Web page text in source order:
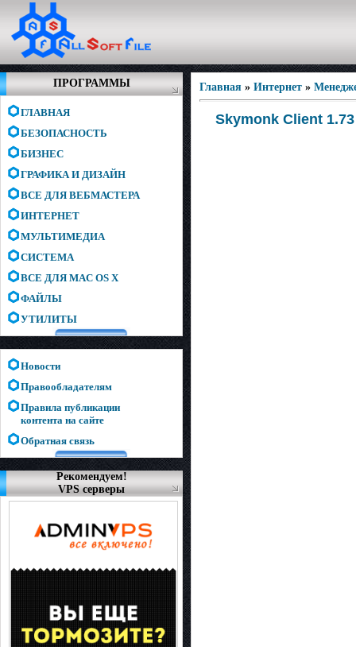
ПРОГРАММЫ
ГЛАВНАЯ
БЕЗОПАСНОСТЬ
БИЗНЕС
ГРАФИКА И ДИЗАЙН
ВСЕ ДЛЯ ВЕБМАСТЕРА
ИНТЕРНЕТ
МУЛЬТИМЕДИА
СИСТЕМА
ВСЕ ДЛЯ MAC OS X
ФАЙЛЫ
УТИЛИТЫ
Новости
Правообладателям
Правила публикации
контента на сайте
Обратная связь
Рекомендуем!
VPS серверы
Главная » Интернет »
Skymonk Client